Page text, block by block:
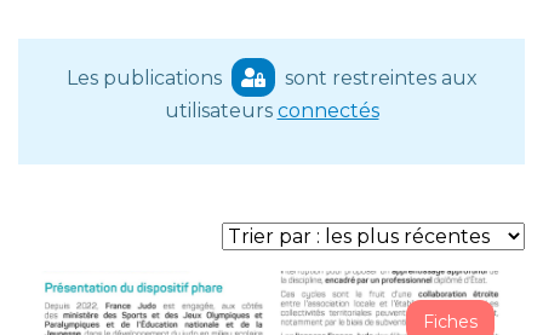
Les publications
sont restreintes aux
utilisateurs connectés
Fiches